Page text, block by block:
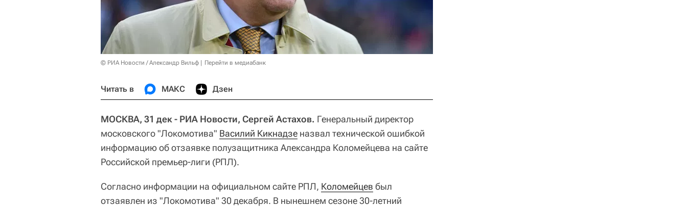
© РИА Новости / Александр Вильф Перейти в медиабанк
Читать в МАКС Дзен
МОСКВА, 31 дек - РИА Новости, Сергей Астахов. Генеральный директор
московского "Локомотива" Василий Кикнадзе назвал технической ошибкой
информацию об отзаявке полузащитника Александра Коломейцева на сайте
Российской премьер-лиги (РПЛ).
Согласно информации на официальном сайте РПЛ, Коломейцев был
отзаявлен из "Локомотива" 30 декабря. В нынешнем сезоне 30-летний